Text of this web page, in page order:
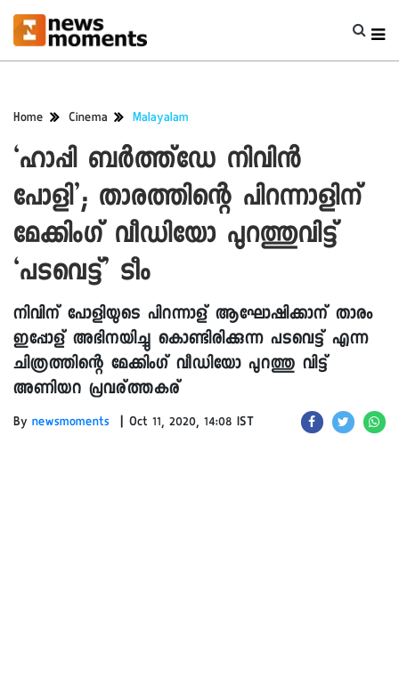
Home Cinema Malayalam
‘ഹാപ്പി ബര്‍ത്ത്‌ഡേ നിവിന്‍
പോളി’; താരത്തിന്റെ പിറന്നാളിന്
മേക്കിംഗ് വീഡിയോ പുറത്തുവിട്ട്
‘പടവെട്ട്’ ടീം
നിവിന് പോളിയുടെ പിറന്നാള് ആഘോഷിക്കാന് താരം
ഇപ്പോള് അഭിനയിച്ചു കൊണ്ടിരിക്കുന്ന പടവെട്ട് എന്ന
ചിത്രത്തിന്റെ മേക്കിംഗ് വീഡിയോ പുറത്തു വിട്ട്
അണിയറ പ്രവര്ത്തകര്
By newsmoments | Oct 11, 2020, 14:08 IST